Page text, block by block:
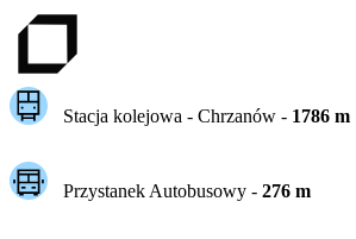
Stacja kolejowa - Chrzanów- 1786m
Przystanek Autobusowy - 276m